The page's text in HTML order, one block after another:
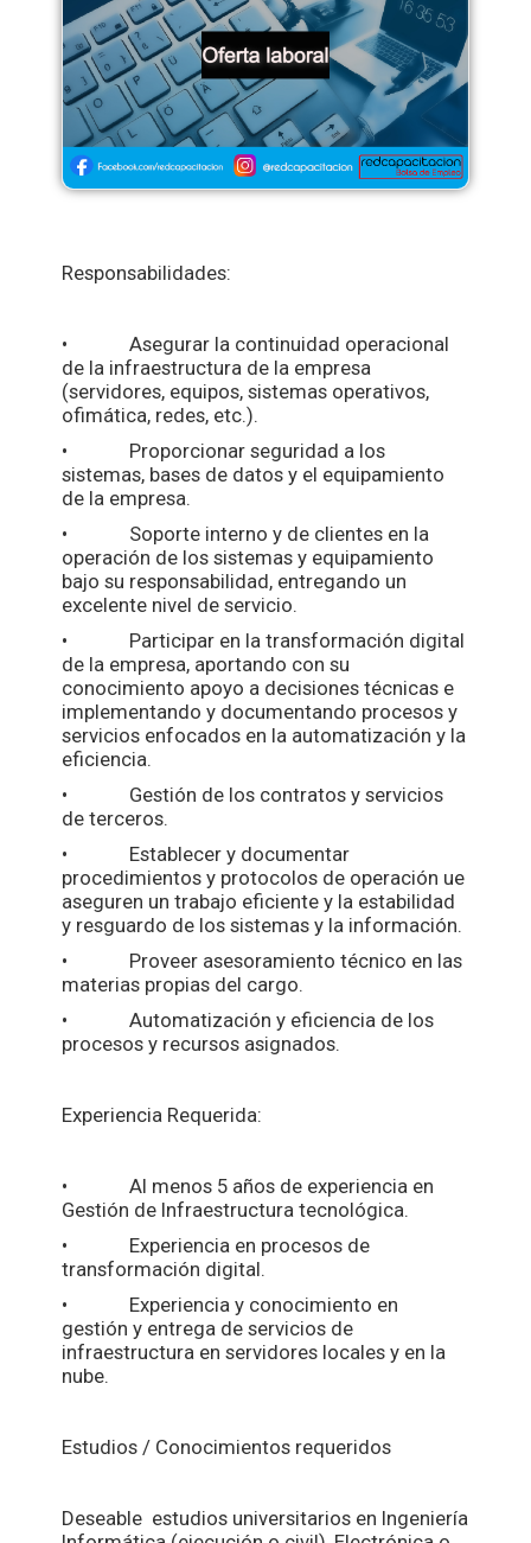
Responsabilidades:
• Asegurar la continuidad operacional
de la infraestructura de la empresa
(servidores, equipos, sistemas operativos,
ofimática, redes, etc.).
• Proporcionar seguridad a los
sistemas, bases de datos y el equipamiento
de la empresa.
• Soporte interno y de clientes en la
operación de los sistemas y equipamiento
bajo su responsabilidad, entregando un
excelente nivel de servicio.
• Participar en la transformación digital
de la empresa, aportando con su
conocimiento apoyo a decisiones técnicas e
implementando y documentando procesos y
servicios enfocados en la automatización y la
eficiencia.
• Gestión de los contratos y servicios
de terceros.
• Establecer y documentar
procedimientos y protocolos de operación ue
aseguren un trabajo eficiente y la estabilidad
y resguardo de los sistemas y la información.
• Proveer asesoramiento técnico en las
materias propias del cargo.
• Automatización y eficiencia de los
procesos y recursos asignados.
Experiencia Requerida:
• Al menos 5 años de experiencia en
Gestión de Infraestructura tecnológica.
• Experiencia en procesos de
transformación digital.
• Experiencia y conocimiento en
gestión y entrega de servicios de
infraestructura en servidores locales y en la
nube.
Estudios / Conocimientos requeridos
Deseable estudios universitarios en Ingeniería